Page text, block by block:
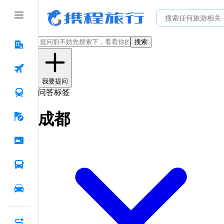
搜索
我要提问
问答标签
成都